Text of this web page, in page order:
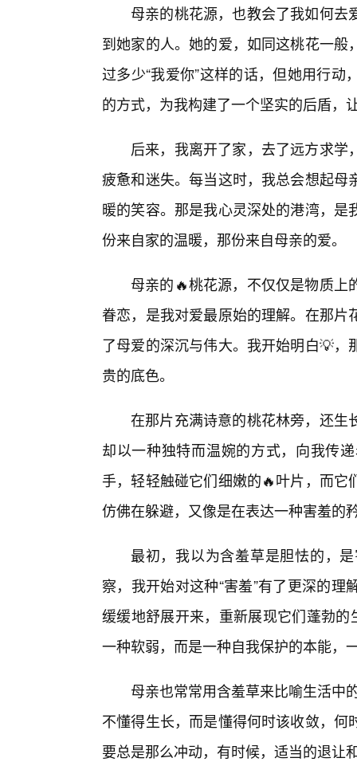
母亲的桃花源，也教会了我如何
到她家的人。她的爱，如同这桃花一
过多少“我爱你”这样的话，但她用行
的方式，为我构建了一个坚实的后盾，
后来，我离开了家，去了远方求
疲惫和迷失。每当这时，我总会想起
暖的笑容。那是我心灵深处的港湾，
份来自家的温暖，那份来自母亲的爱。
母亲的🔥桃花源，不仅仅是物质
眷恋，是我对爱最原始的理解。在那
了母爱的深沉与伟大。我开始明白💡
贵的底色。
在那片充满诗意的桃花林旁，还生
却以一种独特而温婉的方式，向我传
手，轻轻触碰它们细嫩的🔥叶片，而
仿佛在躲避，又像是在表达一种害羞的
最初，我以为含羞草是胆怯的，
察，我开始对这种“害羞”有了更深的
缓缓地舒展开来，重新展现它们蓬勃
一种软弱，而是一种自我保护的本能，
母亲也常常用含羞草来比喻生活中
不懂得生长，而是懂得何时该收敛，
要总是那么冲动，有时候，适当的退让